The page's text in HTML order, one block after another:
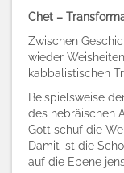
Chet –
Zwischen
wieder
kabbalistischen
Beispielsweise
des hebräischen
Gott schuf die
Damit ist die
auf die Ebene